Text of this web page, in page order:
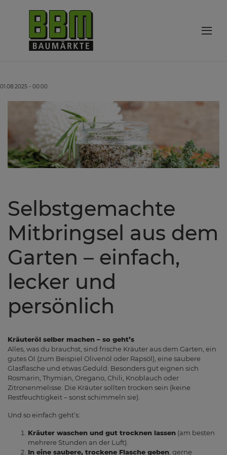
01.08.2025 - 00:00
Selbstgemachte
Mitbringsel aus dem
Garten – einfach,
lecker und
persönlich
Kräuteröl selber machen – so geht’s
Alles, was du brauchst, sind frische Kräuter aus dem Garten, ein
gutes Öl (zum Beispiel Olivenöl oder Rapsöl), eine saubere
Glasflasche und etwas Geduld. Besonders gut eignen sich
Rosmarin, Thymian, Oregano, Chili, Knoblauch oder
Zitronenmelisse. Die Kräuter sollten trocken sein (keine
Restfeuchtigkeit – sonst schimmeln sie).
Und so einfach geht’s:
Kräuter waschen und gut trocknen lassen (am besten
mehrere Stunden an der Luft).
In eine saubere, trockene Flasche geben , gerne